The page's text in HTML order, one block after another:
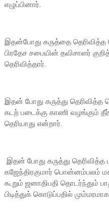
எழுப்பினார்.
இதன்போது கருத்தை தெரிவித்த
பிரதேச சபையின் தவிசாளர்
தெரிவித்தார்.
இதன் போது கருத்து தெரிவித்த
கடற் படைக்கு காணி வழங்கும்
தெரியாது என்றார்.
இதன் போது கருத்து தெரிவித்த
கஜேந்திரகுமார் பொன்னம்பலம்
கூறும் ஜனாதிபதி தொடர்ந்தும்
பிடித்துக் கொடுப்பதில்